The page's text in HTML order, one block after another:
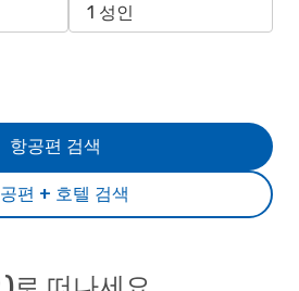
1 성인
편 + 호텔 검색
항공편 검색